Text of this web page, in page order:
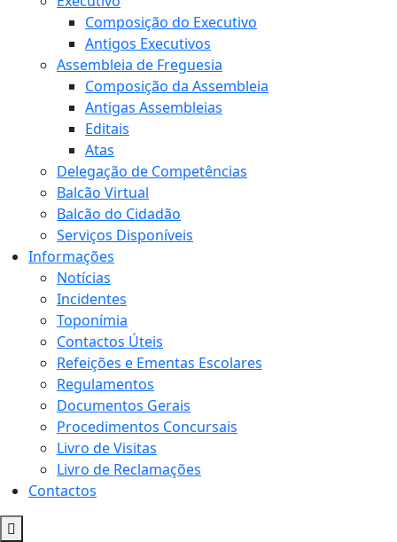
Composição do Executivo
Antigos Executivos
Assembleia de Freguesia
Composição da Assembleia
Antigas Assembleias
Editais
Atas
Delegação de Competências
Balcão Virtual
Balcão do Cidadão
Serviços Disponíveis
Informações
Notícias
Incidentes
Toponímia
Contactos Úteis
Refeições e Ementas Escolares
Regulamentos
Documentos Gerais
Procedimentos Concursais
Livro de Visitas
Livro de Reclamações
Contactos